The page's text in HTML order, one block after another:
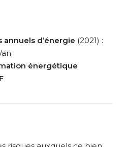
d’énergie (2021) :
énergétique